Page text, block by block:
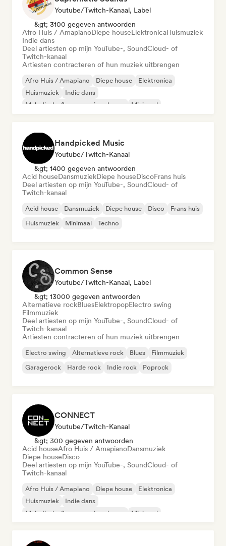
Youtube/Twitch-Kanaal, Label
&gt; 3100 gegeven antwoorden
Afro Huis / AmapianoDiepe houseElektronicaHuismuziek
Indie dans
Deel artiesten op mijn YouTube-, SoundCloud- of
Twitch-kanaal
Artiesten contracteren of hun muziek uitbrengen
Afro Huis / Amapiano Diepe house
Elektronica
Huismuziek
Indie dans
Melodische & progressieve house
Minimaal
Handpicked Music
Youtube/Twitch-Kanaal
&gt; 1400 gegeven antwoorden
Acid houseDansmuziekDiepe houseDiscoFrans huis
Deel artiesten op mijn YouTube-, SoundCloud- of
Twitch-kanaal
Acid house Dansmuziek Diepe house Disco
Frans huis
Huismuziek
Minimaal Techno
Common Sense
Youtube/Twitch-Kanaal, Label
&gt; 13000 gegeven antwoorden
Alternatieve rockBluesElektropopElectro swing
Filmmuziek
Deel artiesten op mijn YouTube-, SoundCloud- of
Twitch-kanaal
Artiesten contracteren of hun muziek uitbrengen
Electro swing Alternatieve rock Blues
Filmmuziek
Garagerock
Harde rock Indie rock Poprock
CONNECT
Youtube/Twitch-Kanaal
&gt; 300 gegeven antwoorden
Acid houseAfro Huis / AmapianoDansmuziek
Diepe houseDisco
Deel artiesten op mijn YouTube-, SoundCloud- of
Twitch-kanaal
Afro Huis / Amapiano Diepe house
Elektronica
Huismuziek
Indie dans
Melodische & progressieve house
Minimaal